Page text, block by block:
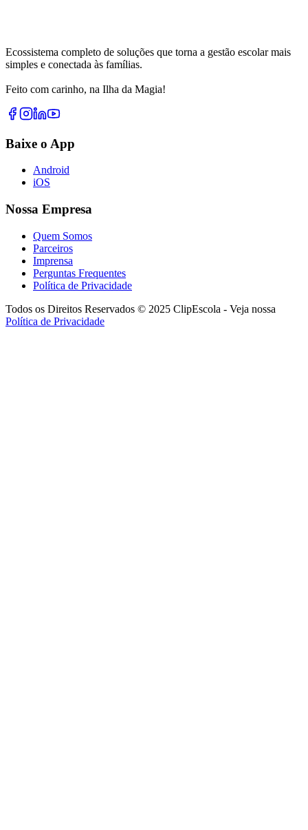
Ecossistema completo de soluções que torna a gestão escolar mais
simples e conectada às famílias.
Feito com carinho, na Ilha da Magia!
Baixe o App
Android
iOS
Nossa Empresa
Quem Somos
Parceiros
Imprensa
Perguntas Frequentes
Política de Privacidade
Todos os Direitos Reservados © 2025 ClipEscola - Veja nossa
Política de Privacidade